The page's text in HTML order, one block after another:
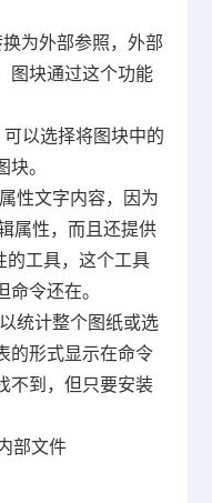
为外部参照，外部
图块通过这个功能
以选择将图块中的
。
性文字内容，因为
属性，而且还提供
的工具，这个工具
令还在。
统计整个图纸或选
的形式显示在命令
不到，但只要安装
部文件